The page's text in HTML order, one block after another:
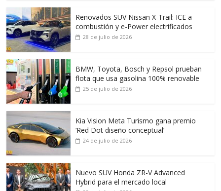
Renovados SUV Nissan X-Trail: ICE a
combustión y e-Power electrificados
28 de julio de 2026
BMW, Toyota, Bosch y Repsol prueban
flota que usa gasolina 100% renovable
25 de julio de 2026
Kia Vision Meta Turismo gana premio
‘Red Dot diseño conceptual’
24 de julio de 2026
Nuevo SUV Honda ZR-V Advanced
Hybrid para el mercado local